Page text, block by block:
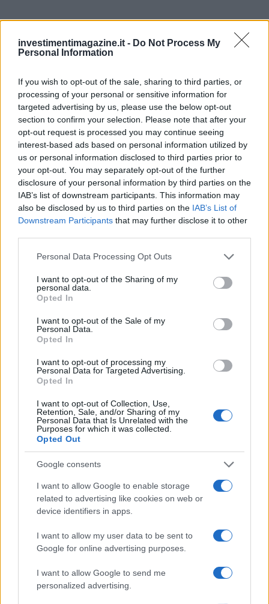
investimentimagazine.it - Do Not Process My
Personal Information
If you wish to opt-out of the sale, sharing to third parties, or
processing of your personal or sensitive information for
targeted advertising by us, please use the below opt-out
section to confirm your selection. Please note that after your
opt-out request is processed you may continue seeing
interest-based ads based on personal information utilized by
us or personal information disclosed to third parties prior to
your opt-out. You may separately opt-out of the further
disclosure of your personal information by third parties on the
IAB’s list of downstream participants. This information may
also be disclosed by us to third parties on the IAB’s List of
Downstream Participants that may further disclose it to other
Please note that this website/app uses one or more Google
not limited to your visit or usage behaviour. You may click to
grant or deny consent to Google and its third-party tags to
use your data for below specified purposes in below Google
consent section.
Personal Data Processing Opt Outs
I want to opt-out of the Sharing of my
personal data.
Opted In
I want to opt-out of the Sale of my
Personal Data.
Opted In
I want to opt-out of processing my
Personal Data for Targeted Advertising.
Opted In
I want to opt-out of Collection, Use,
Retention, Sale, and/or Sharing of my
Personal Data that Is Unrelated with the
Purposes for which it was collected.
Opted Out
Google consents
I want to allow Google to enable storage
related to advertising like cookies on web or
device identifiers in apps.
I want to allow my user data to be sent to
Google for online advertising purposes.
I want to allow Google to send me
personalized advertising.
Riforma delle Società tra Professionisti: Novità e
Le recenti modifiche legislative creano nuove opportunità significative
per le società tra professionisti, permettendo una maggiore flessibilità e
crescita nel mercato.
Staff · 7 Feb 2026
← … 16 17 18 … →